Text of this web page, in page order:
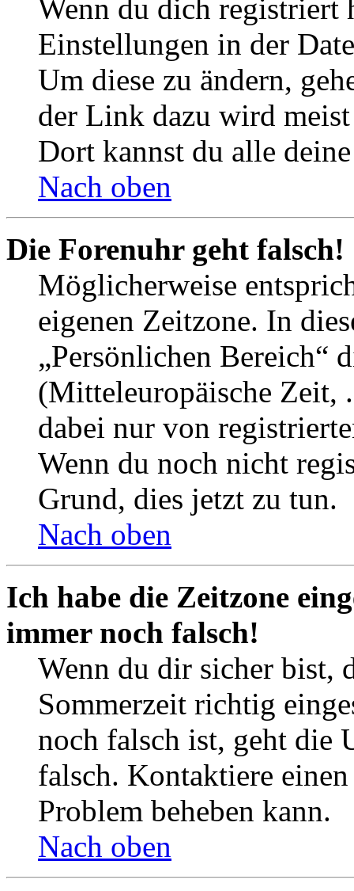
Wenn du dich registriert
Einstellungen in der
Um diese zu ändern,
der Link dazu wird
Dort kannst du alle
Nach oben
Die Forenuhr geht falsch!
Möglicherweise
eigenen Zeitzone. In
„Persönlichen Bereich“
(Mitteleuropäische Zeit,
dabei nur von
Wenn du noch nicht
Grund, dies jetzt zu tun.
Nach oben
Ich habe die Zeitzone
immer noch falsch!
Wenn du dir sicher bist,
Sommerzeit richtig
noch falsch ist, geht die
falsch. Kontaktiere
Problem beheben kann.
Nach oben